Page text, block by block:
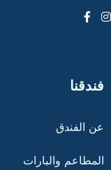
فندقنا
عن الفندق
المطاعم والبارات